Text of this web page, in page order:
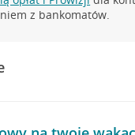
z bankomatów.